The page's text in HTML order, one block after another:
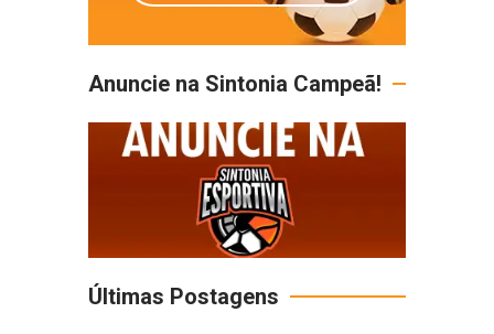
Anuncie na Sintonia Campeã!
Últimas Postagens